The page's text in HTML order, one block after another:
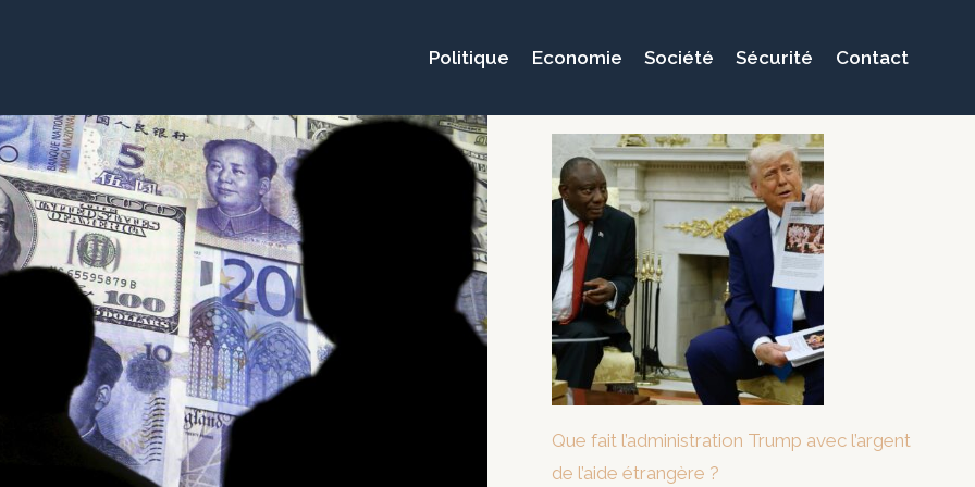
Politique Economie Société Sécurité Contact
Que fait l’administration Trump avec l’argent
de l’aide étrangère ?